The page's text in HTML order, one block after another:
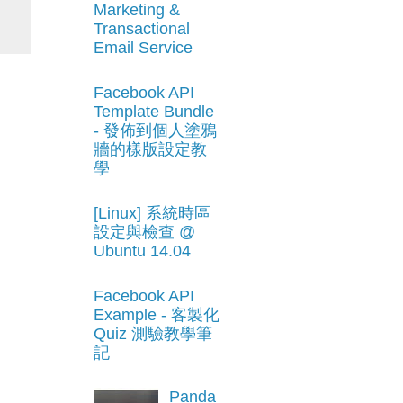
Marketing &
Transactional
Email Service
Facebook API
Template Bundle
- 發佈到個人塗鴉
牆的樣版設定教
學
[Linux] 系統時區
設定與檢查 @
Ubuntu 14.04
Facebook API
Example - 客製化
Quiz 測驗教學筆
記
Panda